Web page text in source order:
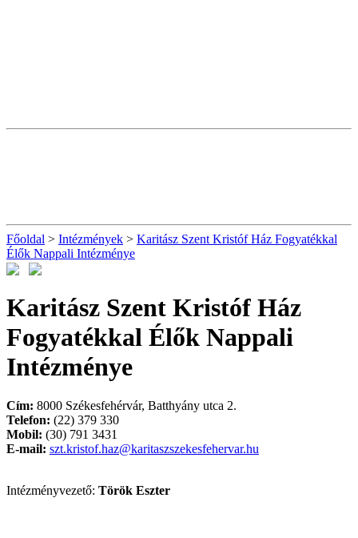
Főoldal > Intézmények > Karitász Szent Kristóf Ház Fogyatékkal
Élők Nappali Intézménye
Karitász Szent Kristóf Ház
Fogyatékkal Élők Nappali
Intézménye
Cím: 8000 Székesfehérvár, Batthyány utca 2.
Telefon: (22) 379 330
Mobil: (30) 791 3431
E-mail: szt.kristof.haz@karitaszszekesfehervar.hu
Intézményvezető: Török Eszter